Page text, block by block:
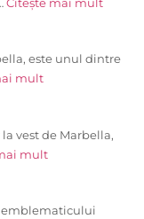
este unul dintre
mult
vest de Marbella,
mult
emblematicului